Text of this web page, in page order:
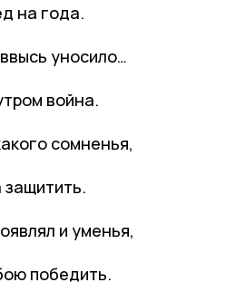
на года.
уносило…
война.
сомненья,
и уменья,
победить.